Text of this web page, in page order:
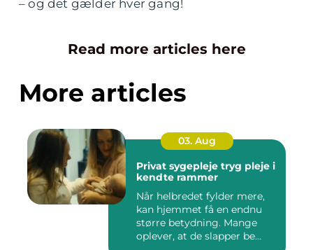
– og det gælder hver gang!
Read more articles here
More articles
03. Aug
Privat sygepleje tryg pleje i
kendte rammer
Når helbredet fylder mere,
kan hjemmet få en endnu
større betydning. Mange
oplever, at de slapper be...